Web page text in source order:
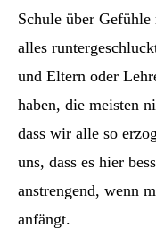
Schule über
alles
und Eltern oder
haben, die meisten
dass wir alle so
uns, dass es hier
anstrengend, wenn
anfängt.